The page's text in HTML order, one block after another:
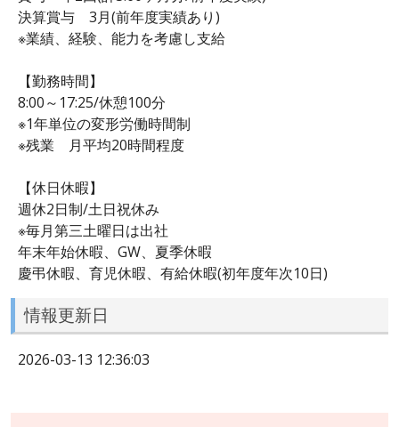
決算賞与 3月(前年度実績あり)
※業績、経験、能力を考慮し支給
【勤務時間】
8:00～17:25/休憩100分
※1年単位の変形労働時間制
※残業 月平均20時間程度
【休日休暇】
週休2日制/土日祝休み
※毎月第三土曜日は出社
年末年始休暇、GW、夏季休暇
慶弔休暇、育児休暇、有給休暇(初年度年次10日)
情報更新日
2026-03-13 12:36:03